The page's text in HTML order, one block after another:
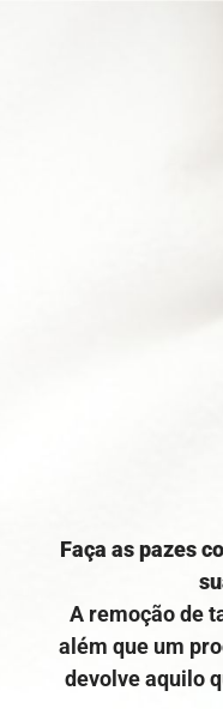
Faça as pazes
A remoção de
além que um
devolve aquilo